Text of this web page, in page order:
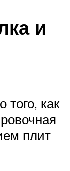
и
того, как
плит